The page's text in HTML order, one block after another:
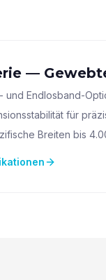
—
und Endlosband-
für
Breiten bis